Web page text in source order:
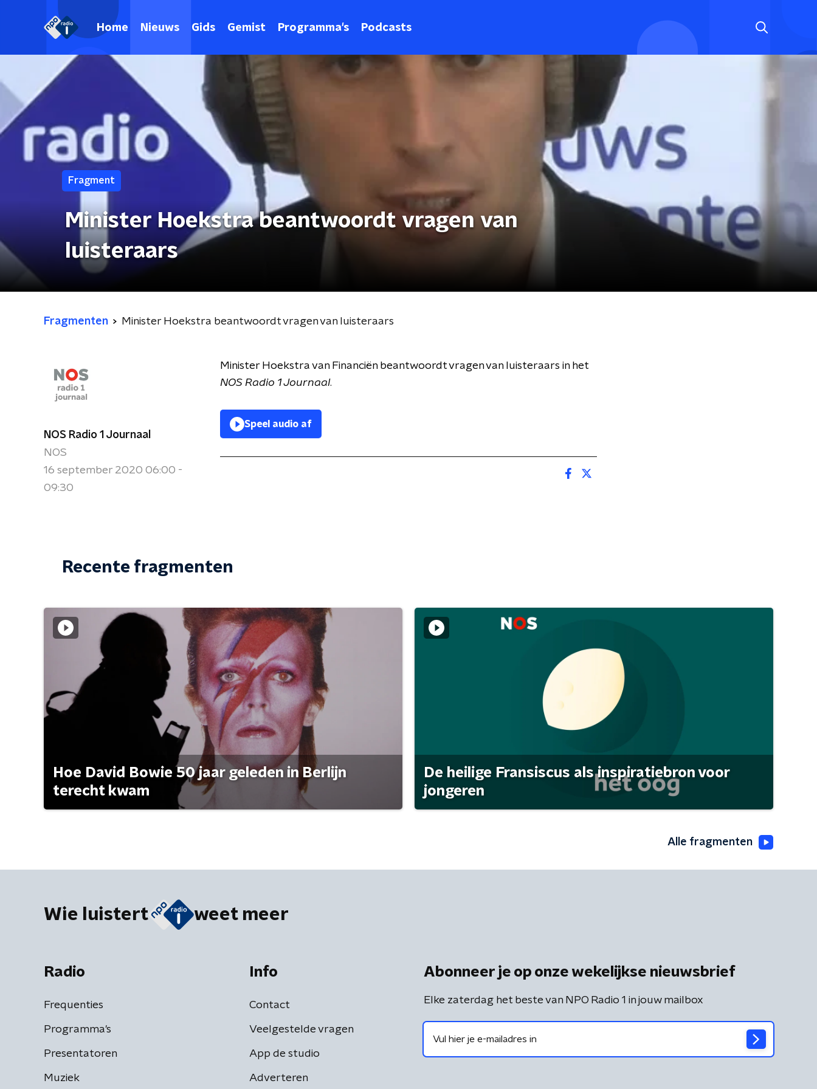
Home Nieuws Gids Gemist Programma's Podcasts
Fragment
Minister Hoekstra beantwoordt vragen van
luisteraars
Fragmenten Minister Hoekstra beantwoordt vragen van luisteraars
NOS Radio 1 Journaal
NOS
16 september 2020 06:00 -
09:30
Minister Hoekstra van Financiën beantwoordt vragen van luisteraars in het
NOS Radio 1 Journaal.
Speel audio af
Recente fragmenten
Hoe David Bowie 50 jaar geleden in Berlijn
terecht kwam
De heilige Fransiscus als inspiratiebron voor
jongeren
Alle fragmenten
Wie luistert weet meer
Radio
Frequenties
Programma's
Presentatoren
Muziek
Info
Contact
Veelgestelde vragen
App de studio
Adverteren
Abonneer je op onze wekelijkse nieuwsbrief
Elke zaterdag het beste van NPO Radio 1 in jouw mailbox